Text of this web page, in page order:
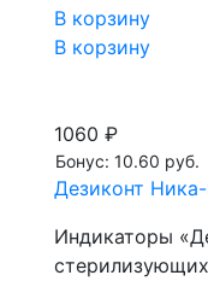
В корзину
В корзину
1060 ₽
Бонус: 10.60 руб.
Дезиконт
Индикаторы